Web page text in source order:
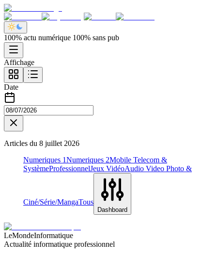
100% actu numérique 100% sans pub
Affichage
Date
Articles du 8 juillet 2026
Numeriques 1Numeriques 2Mobile Telecom &
SystèmeProfessionnelJeux VidéoAudio Video Photo &
Ciné/Série/MangaTous
Dashboard
LeMondeInformatique
Actualité informatique professionnel